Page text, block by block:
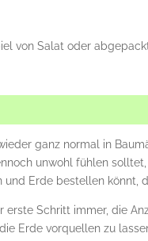
von Salat oder
ganz normal in
unwohl fühlen
und Erde bestellen könnt,
erste Schritt immer, die
Erde vorquellen zu